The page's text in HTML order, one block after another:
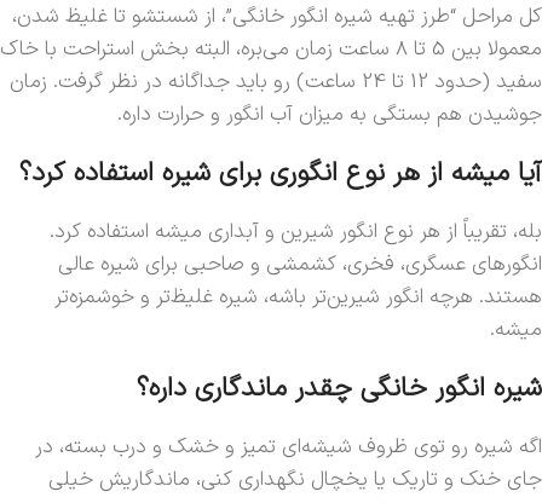
کل مراحل “طرز تهیه شیره انگور خانگی”، از شستشو تا غلیظ شدن،
معمولا بین 5 تا 8 ساعت زمان می‌بره، البته بخش استراحت با خاک
سفید (حدود 12 تا 24 ساعت) رو باید جداگانه در نظر گرفت. زمان
جوشیدن هم بستگی به میزان آب انگور و حرارت داره.
آیا میشه از هر نوع انگوری برای شیره استفاده کرد؟
بله، تقریباً از هر نوع انگور شیرین و آبداری میشه استفاده کرد.
انگورهای عسگری، فخری، کشمشی و صاحبی برای شیره عالی
هستند. هرچه انگور شیرین‌تر باشه، شیره غلیظ‌تر و خوشمزه‌تر
میشه.
شیره انگور خانگی چقدر ماندگاری داره؟
اگه شیره رو توی ظروف شیشه‌ای تمیز و خشک و درب بسته، در
جای خنک و تاریک یا یخچال نگهداری کنی، ماندگاریش خیلی